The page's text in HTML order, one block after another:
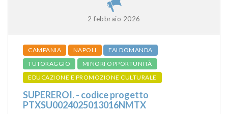
2 febbraio 2026
CAMPANIA NAPOLI
FAI DOMANDA
TUTORAGGIO
MINORI OPPORTUNITÀ
EDUCAZIONE E PROMOZIONE CULTURALE
SUPEREROI. - codice progetto
PTXSU0024025013016NMTX